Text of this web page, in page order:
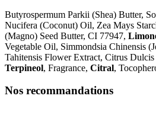
Butyrospermum Parkii (Shea) Butter,
Nucifera (Coconut) Oil, Zea Mays
(Magno) Seed Butter, CI 77947,
Vegetable Oil, Simmondsia Chinensis
Tahitensis Flower Extract, Citrus
Terpineol, Fragrance, Citral,
Nos recommandations